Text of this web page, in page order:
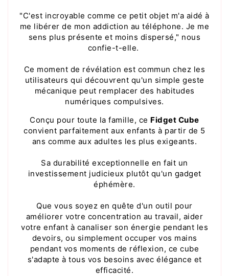
"C'est incroyable comme ce petit objet m'a aidé à
me libérer de mon addiction au téléphone. Je me
sens plus présente et moins dispersé," nous
confie-t-elle.
Ce moment de révélation est commun chez les
utilisateurs qui découvrent qu'un simple geste
mécanique peut remplacer des habitudes
numériques compulsives.
Conçu pour toute la famille, ce Fidget Cube
convient parfaitement aux enfants à partir de 5
ans comme aux adultes les plus exigeants.
Sa durabilité exceptionnelle en fait un
investissement judicieux plutôt qu'un gadget
éphémère.
Que vous soyez en quête d'un outil pour
améliorer votre concentration au travail, aider
votre enfant à canaliser son énergie pendant les
devoirs, ou simplement occuper vos mains
pendant vos moments de réflexion, ce cube
s'adapte à tous vos besoins avec élégance et
efficacité.